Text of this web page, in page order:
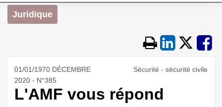
Juridique
01/01/1970 DÉCEMBRE
2020 - N°385
Sécurité - sécurité civile
L'AMF vous répond